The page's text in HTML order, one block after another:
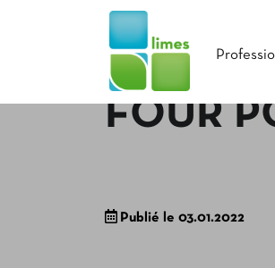
FOUR
Publié le 03.01.2022